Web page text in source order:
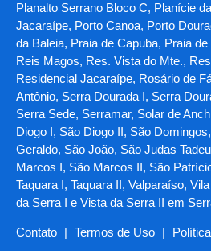
Planalto Serrano Bloco C, Planície
Jacaraípe, Porto Canoa, Porto
da Baleia, Praia de Capuba, Praia
Reis Magos, Res. Vista do Mte.,
Residencial Jacaraípe, Rosário de
Antônio, Serra Dourada I, Serra
Serra Sede, Serramar, Solar de
Diogo I, São Diogo II, São
Geraldo, São João, São Judas
Marcos I, São Marcos II, São
Taquara I, Taquara II, Valparaíso,
da Serra I e Vista da Serra II em
Contato | Termos de Uso |